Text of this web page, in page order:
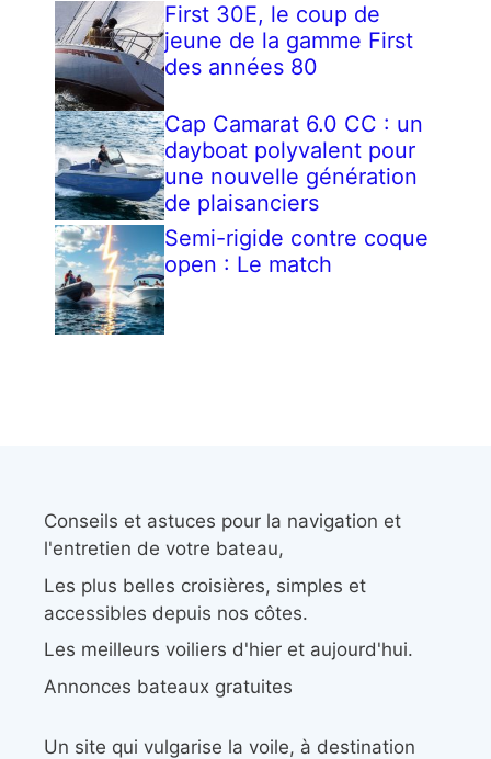
First 30E, le coup de
jeune de la gamme First
des années 80
Cap Camarat 6.0 CC : un
dayboat polyvalent pour
une nouvelle génération
de plaisanciers
Semi-rigide contre coque
open : Le match
Conseils et astuces pour la navigation et
l'entretien de votre bateau,
Les plus belles croisières, simples et
accessibles depuis nos côtes.
Les meilleurs voiliers d'hier et aujourd'hui.
Annonces bateaux gratuites
Un site qui vulgarise la voile, à destination